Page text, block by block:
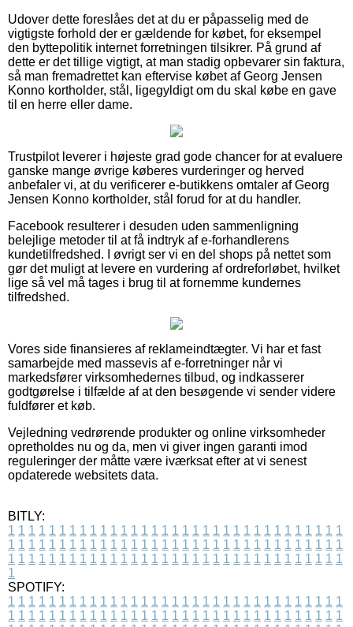
Udover dette foreslåes det at du er påpasselig med de
vigtigste forhold der er gældende for købet, for eksempel
den byttepolitik internet forretningen tilsikrer. På grund af
dette er det tillige vigtigt, at man stadig opbevarer sin faktura,
så man fremadrettet kan eftervise købet af Georg Jensen
Konno kortholder, stål, ligegyldigt om du skal købe en gave
til en herre eller dame.
Trustpilot leverer i højeste grad gode chancer for at evaluere
ganske mange øvrige køberes vurderinger og herved
anbefaler vi, at du verificerer e-butikkens omtaler af Georg
Jensen Konno kortholder, stål forud for at du handler.
Facebook resulterer i desuden uden sammenligning
belejlige metoder til at få indtryk af e-forhandlerens
kundetilfredshed. I øvrigt ser vi en del shops på nettet som
gør det muligt at levere en vurdering af ordreforløbet, hvilket
lige så vel må tages i brug til at fornemme kundernes
tilfredshed.
Vores side finansieres af reklameindtægter. Vi har et fast
samarbejde med massevis af e-forretninger når vi
markedsfører virksomhedernes tilbud, og indkasserer
godtgørelse i tilfælde af at den besøgende vi sender videre
fuldfører et køb.
Vejledning vedrørende produkter og online virksomheder
opretholdes nu og da, men vi giver ingen garanti imod
reguleringer der måtte være iværksat efter at vi senest
opdaterede websitets data.
BITLY:
1 1 1 1 1 1 1 1 1 1 1 1 1 1 1 1 1 1 1 1 1 1 1 1 1 1 1 1 1 1 1 1 1
1 1 1 1 1 1 1 1 1 1 1 1 1 1 1 1 1 1 1 1 1 1 1 1 1 1 1 1 1 1 1 1 1
1 1 1 1 1 1 1 1 1 1 1 1 1 1 1 1 1 1 1 1 1 1 1 1 1 1 1 1 1 1 1 1 1
1
SPOTIFY:
1 1 1 1 1 1 1 1 1 1 1 1 1 1 1 1 1 1 1 1 1 1 1 1 1 1 1 1 1 1 1 1 1
1 1 1 1 1 1 1 1 1 1 1 1 1 1 1 1 1 1 1 1 1 1 1 1 1 1 1 1 1 1 1 1 1